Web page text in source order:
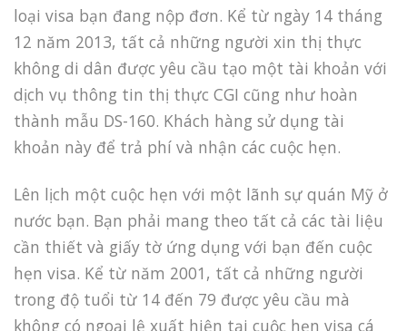
loại visa bạn đang nộp đơn. Kể từ ngày 14 tháng
12 năm 2013, tất cả những người xin thị thực
không di dân được yêu cầu tạo một tài khoản với
dịch vụ thông tin thị thực CGI cũng như hoàn
thành mẫu DS-160. Khách hàng sử dụng tài
khoản này để trả phí và nhận các cuộc hẹn.
Lên lịch một cuộc hẹn với một lãnh sự quán Mỹ ở
nước bạn. Bạn phải mang theo tất cả các tài liệu
cần thiết và giấy tờ ứng dụng với bạn đến cuộc
hẹn visa. Kể từ năm 2001, tất cả những người
trong độ tuổi từ 14 đến 79 được yêu cầu mà
không có ngoại lệ xuất hiện tại cuộc hẹn visa cá